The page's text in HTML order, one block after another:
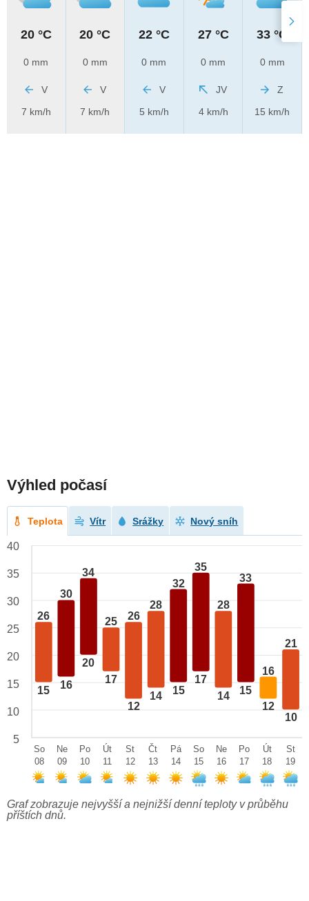
20 °C
0 mm
V
7 km/h
20 °C
0 mm
V
7 km/h
22 °C
0 mm
V
5 km/h
27 °C
0 mm
JV
4 km/h
33 °C
0 mm
Z
15 km/h
Výhled počasí
Teplota Vítr Srážky Nový sníh
26
15
30
16
34
20
25
17
26
12
28
14
32
15
35
17
28
14
33
15
16
12
21
10
40
35
30
25
20
15
10
5
So
08
Ne
09
Po
10
Út
11
St
12
Čt
13
Pá
14
So
15
Ne
16
Po
17
Út
18
St
19
Graf zobrazuje nejvyšší a nejnižší denní teploty v průběhu
příštích dnů.